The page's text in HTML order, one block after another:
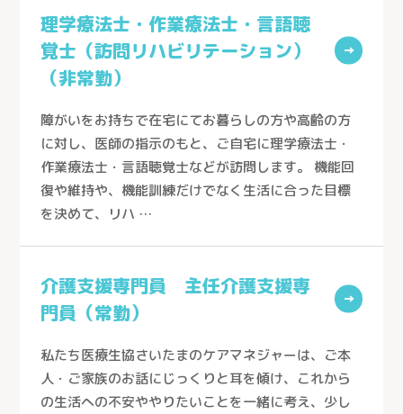
グループホーム
居宅介護支援
訪問看護
訪問介護
通所介護
通所リハビリテーション
定期巡回随時対応型訪問介護看護
夜間対応型訪問介護
介護付有料老人ホーム
介護老人保健施設
ケアセンターきょうどう（川口市）
ケアセンターとこしん（所沢市）
熊谷生協ケアセンター（熊谷市）
生協ちちぶケアステーション（秩父市）
ケアセンターかがやき（川口市）
ケアセンターすこやか（川口市）
ケアセンターひだまり（春日部市）
生協介護センターこだま（上里町）
お知らせ
個人情報の取り扱いについて →
理学療法士・作業療法士・言語聴
覚士（訪問リハビリテーション）
（非常勤）
→
障がいをお持ちで在宅にてお暮らしの方や高齢の方
に対し、医師の指示のもと、ご自宅に理学療法士・
作業療法士・言語聴覚士などが訪問します。 機能回
復や維持や、機能訓練だけでなく生活に合った目標
を決めて、リハ …
介護支援専門員 主任介護支援専
門員（常勤）
→
私たち医療生協さいたまのケアマネジャーは、ご本
人・ご家族のお話にじっくりと耳を傾け、これから
の生活への不安ややりたいことを一緒に考え、少し